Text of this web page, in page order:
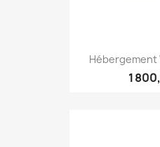
Hébergement
1